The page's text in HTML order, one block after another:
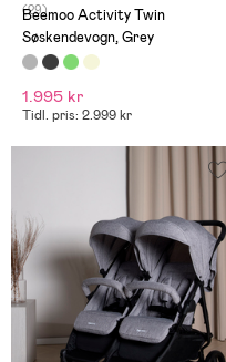
(29)
Beemoo Activity Twin
Søskendevogn, Grey
1.995 kr
Tidl. pris: 2.999 kr